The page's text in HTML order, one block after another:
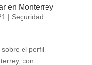
en Monterrey
| Seguridad
sobre el perfil
con